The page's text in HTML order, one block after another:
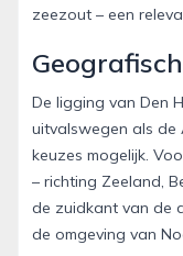
zeezout – een
De ligging van Den
uitvalswegen als de
keuzes mogelijk.
– richting Zeeland,
de zuidkant van de
de omgeving van